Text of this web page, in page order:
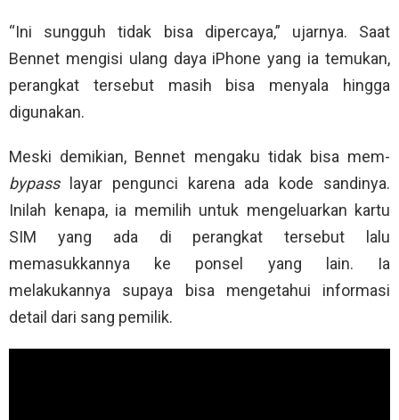
“Ini sungguh tidak bisa dipercaya,” ujarnya. Saat
Bennet mengisi ulang daya iPhone yang ia temukan,
perangkat tersebut masih bisa menyala hingga
digunakan.
Meski demikian, Bennet mengaku tidak bisa mem-
bypasslayar pengunci karena ada kode sandinya.
Inilah kenapa, ia memilih untuk mengeluarkan kartu
SIM yang ada di perangkat tersebut lalu
memasukkannya ke ponsel yang lain. Ia
melakukannya supaya bisa mengetahui informasi
detail dari sang pemilik.